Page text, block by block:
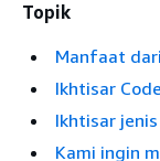
Topik
Manfaat
Ikhtisar
Ikhtisar
Kami ingin